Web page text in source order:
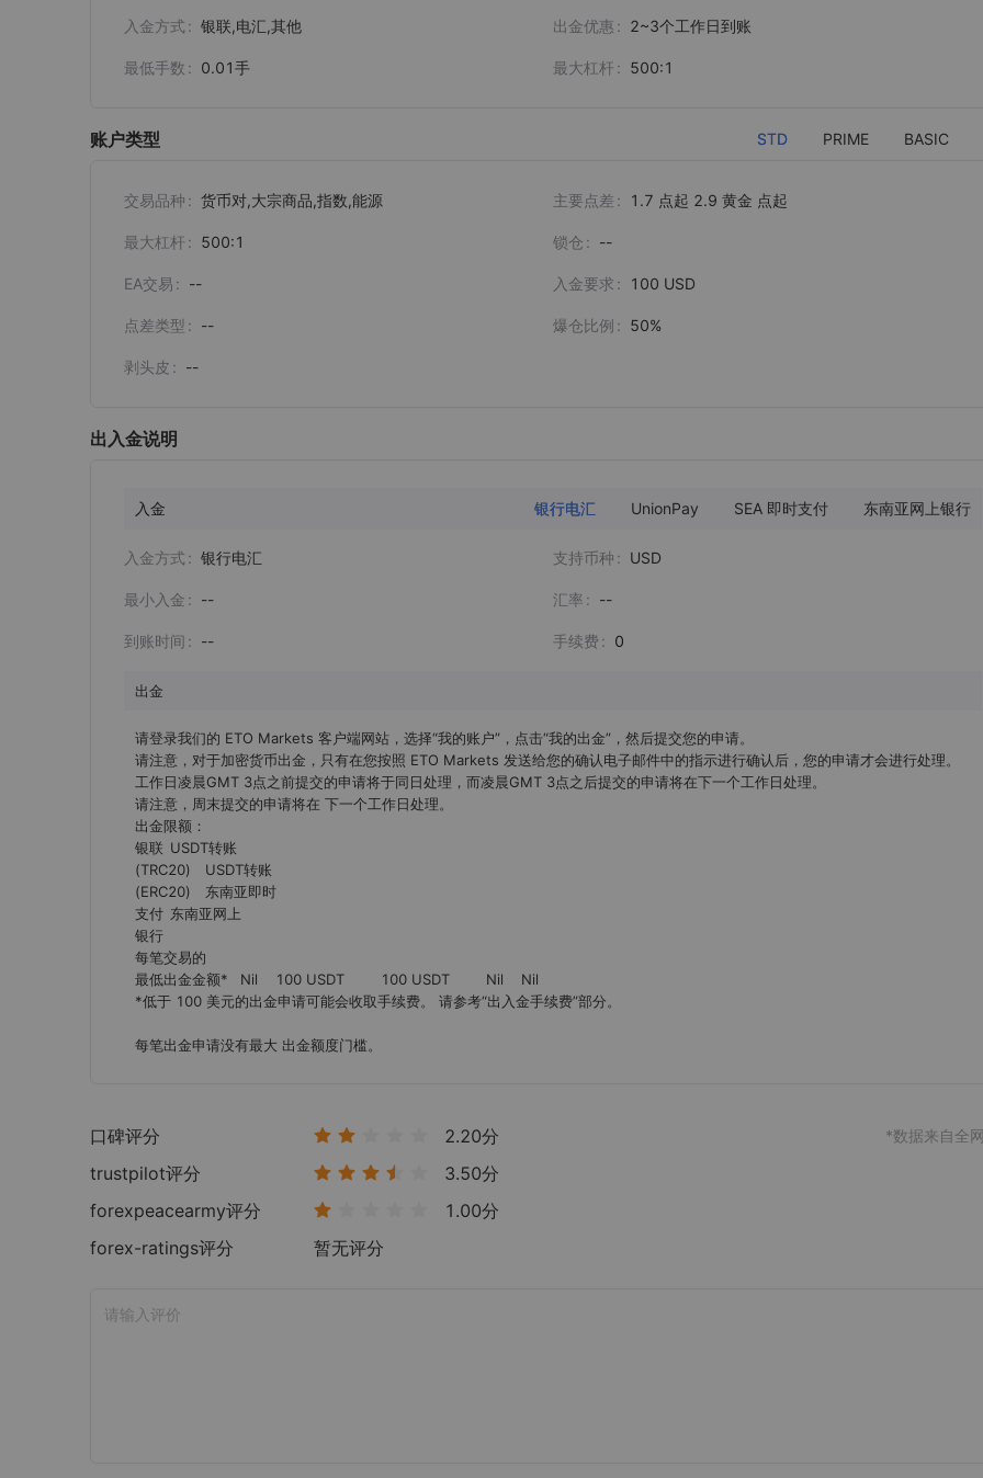
入金方式 银联,电汇,其他 出金优惠 2~3个工作日到账
最低手数 0.01手 最大杠杆 500:1
账户类型 STD PRIME BASIC
交易品种 货币对,大宗商品,指数,能源 主要点差 1.7 点起 2.9 黄金 点起
最大杠杆 500:1 锁仓 --
EA交易 -- 入金要求 100 USD
点差类型 -- 爆仓比例 50%
剥头皮 --
出入金说明
入金 银行电汇 UnionPay SEA 即时支付 东南亚网上银行
入金方式 银行电汇 支持币种 USD
最小入金 -- 汇率 --
到账时间 -- 手续费 0
出金
请登录我们的 ETO Markets 客户端网站，选择“我的账户”，点击“我的出金”，然后提交您的申请。
请注意，对于加密货币出金，只有在您按照 ETO Markets 发送给您的确认电子邮件中的指示进行确认后，您的申请才会进行处理。
工作日凌晨GMT 3点之前提交的申请将于同日处理，而凌晨GMT 3点之后提交的申请将在下一个工作日处理。
请注意，周末提交的申请将在 下一个工作日处理。
出金限额：
银联	USDT转账
(TRC20)	USDT转账
(ERC20)	东南亚即时
支付	东南亚网上
银行
每笔交易的
最低出金金额*	Nil	100 USDT	100 USDT	Nil	Nil
*低于 100 美元的出金申请可能会收取手续费。 请参考“出入金手续费”部分。
每笔出金申请没有最大 出金额度门槛。
口碑评分 2.20分 *数据来自全
trustpilot评分 3.50分
forexpeacearmy评分 1.00分
forex-ratings评分 暂无评分